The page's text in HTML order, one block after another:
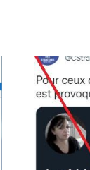
Image